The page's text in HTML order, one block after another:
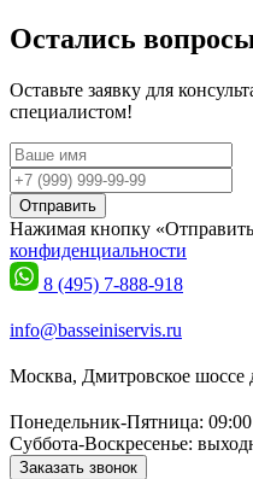
Остались
Оставьте заявку для
специалистом!
Отправить
Нажимая кнопку
конфиденциальности
8 (495) 7-888-918
info@basseiniservis.ru
Москва, Дмитровское шоссе
Понедельник-Пятница:
Суббота-Воскресенье:
Заказать звонок